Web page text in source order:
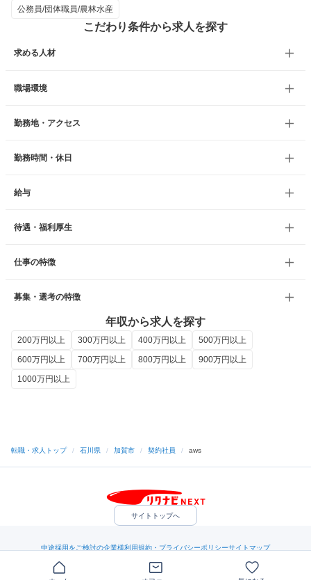
公務員/団体職員/農林水産
こだわり条件から求人を探す
求める人材
職場環境
勤務地・アクセス
勤務時間・休日
給与
待遇・福利厚生
仕事の特徴
募集・選考の特徴
年収から求人を探す
200万円以上 300万円以上 400万円以上
500万円以上
600万円以上
700万円以上 800万円以上
900万円以上
1000万円以上
転職・求人トップ / 石川県 / 加賀市 / 契約社員 / aws
サイトトップへ
中途採用をご検討の企業様利用規約・プライバシーポリシーサイトマップ
（C）Indeed Inc.